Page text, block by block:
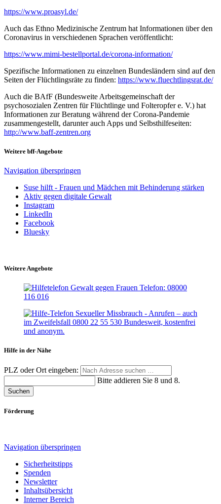
https://www.proasyl.de/
Auch das Ethno Medizinische Zentrum hat Informationen über den
Coronavirus in verschiedenen Sprachen veröffentlicht:
https://www.mimi-bestellportal.de/corona-information/
Spezifische Informationen zu einzelnen Bundesländern sind auf den
Seiten der Flüchtlingsräte zu finden: https://www.fluechtlingsrat.de/
Auch die BAfF (Bundesweite Arbeitsgemeinschaft der
psychosozialen Zentren für Flüchtlinge und Folteropfer e. V.) hat
Informationen zur Beratung während der Corona-Pandemie
zusammengestellt, darunter auch Apps und Selbsthilfeseiten:
http://www.baff-zentren.org
Weitere bff-Angebote
Navigation überspringen
Suse hilft - Frauen und Mädchen mit Behinderung stärken
Aktiv gegen digitale Gewalt
Instagram
LinkedIn
Facebook
Bluesky
Weitere Angebote
Hilfe in der Nähe
PLZ oder Ort eingeben:
Bitte addieren Sie 8 und 8.
Suchen
Förderung
Navigation überspringen
Sicherheitstipps
Spenden
Newsletter
Inhaltsübersicht
Interner Bereich